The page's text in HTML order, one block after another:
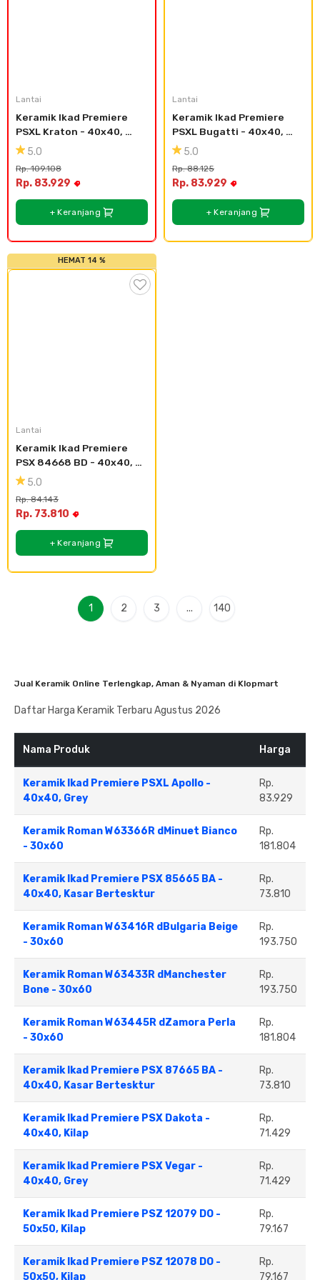
Lantai
Keramik Ikad Premiere
PSXL Kraton - 40x40,
Kasar Bertesktur
5.0
Rp. 109.108
Rp. 83.929
+ Keranjang
Lantai
Keramik Ikad Premiere
PSXL Bugatti - 40x40,
Kasar Bertesktur
5.0
Rp. 88.125
Rp. 83.929
+ Keranjang
HEMAT 14 %
Lantai
Keramik Ikad Premiere
PSX 84668 BD - 40x40,
Kasar Bertesktur
5.0
Rp. 84.143
Rp. 73.810
+ Keranjang
1 2 3 ... 140
Jual Keramik Online Terlengkap, Aman & Nyaman di Klopmart
Daftar Harga Keramik Terbaru Agustus 2026
Nama Produk Harga
Keramik Ikad Premiere PSXL Apollo -
40x40, Grey
Rp.
83.929
Keramik Roman W63366R dMinuet Bianco
- 30x60
Rp.
181.804
Keramik Ikad Premiere PSX 85665 BA -
40x40, Kasar Bertesktur
Rp.
73.810
Keramik Roman W63416R dBulgaria Beige
- 30x60
Rp.
193.750
Keramik Roman W63433R dManchester
Bone - 30x60
Rp.
193.750
Keramik Roman W63445R dZamora Perla
- 30x60
Rp.
181.804
Keramik Ikad Premiere PSX 87665 BA -
40x40, Kasar Bertesktur
Rp.
73.810
Keramik Ikad Premiere PSX Dakota -
40x40, Kilap
Rp.
71.429
Keramik Ikad Premiere PSX Vegar -
40x40, Grey
Rp.
71.429
Keramik Ikad Premiere PSZ 12079 DO -
50x50, Kilap
Rp.
79.167
Keramik Ikad Premiere PSZ 12078 DO -
50x50, Kilap
Rp.
79.167